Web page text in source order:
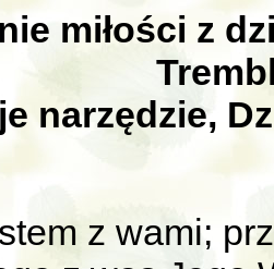
miłości z
narzędzie,
z wami;